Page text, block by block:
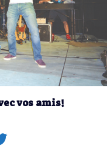
vos amis!